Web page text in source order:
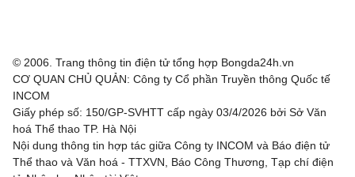
© 2006. Trang thông tin điện tử tổng hợp Bongda24h.vn
CƠ QUAN CHỦ QUẢN: Công ty Cổ phần Truyền thông Quốc tế
INCOM
Giấy phép số: 150/GP-SVHTT cấp ngày 03/4/2026 bởi Sở Văn
hoá Thể thao TP. Hà Nội
Nội dung thông tin hợp tác giữa Công ty INCOM và Báo điện tử
Thể thao và Văn hoá - TTXVN, Báo Công Thương, Tạp chí điện